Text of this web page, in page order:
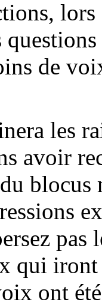
de
les
avoir
blocus
qui
ont